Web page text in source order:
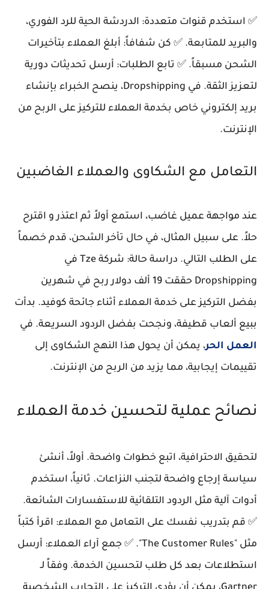
✅ استخدم قنوات متعددة: الدردشة الحية للرد الفوري،
والبريد للمتابعة. ✅ كن شفافاً: أبلغ العملاء بتأخيرات
الشحن مسبقاً. ✅ تابع الطلبات: أرسل تحديثات دورية
لتعزيز الثقة. في Dropshipping، ينصح الخبراء بإنشاء
بريد إلكتروني خاص بخدمة العملاء للتركيز على الربح من
الإنترنت.
التعامل مع الشكاوى والعملاء الغاضبين
عند مواجهة عميل غاضب، استمع أولاً ثم اعتذر و اقترح
حلاً. على سبيل المثال، في حال تأخر الشحن، قدم خصماً
على الطلب التالي. دراسة حالة: شركة Tze في
Dropshipping حققت 19 ألف دولار ربح في شهرين
بفضل التركيز على خدمة العملاء أثناء جائحة كوفيد. بدأت
ببيع ألعاب قطيفة، ونجحت بفضل الردود السريعة. في
العمل الحر، يمكن أن يحول هذا النهج الشكاوى إلى
تقييمات إيجابية، مما يزيد من الربح من الإنترنت.
نصائح عملية لتحسين خدمة العملاء
لتحقيق الاحترافية، اتبع خطوات واضحة. أولاً، أنشئ
سياسة إرجاع واضحة لتجنب النزاعات. ثانياً، استخدم
أدوات آلية مثل الردود التلقائية للاستفسارات الشائعة.
✅ قم بتدريب نفسك على التعامل مع العملاء: اقرأ كتباً
مثل "The Customer Rules". ✅ جمع آراء العملاء: أرسل
استطلاعات بعد كل طلب لتحسين الخدمة. وفقاً لـ